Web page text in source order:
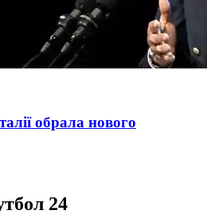
обрала нового
24